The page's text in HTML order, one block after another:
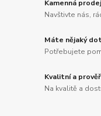
Kamenná
Navštivte nás,
Máte nějaký
Potřebujete
Kvalitní a
Na kvalitě a